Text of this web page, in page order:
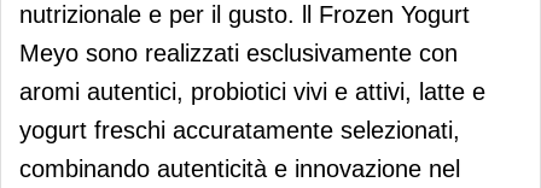
nutrizionale e per il gusto. ll Frozen Yogurt
Meyo sono realizzati esclusivamente con
aromi autentici, probiotici vivi e attivi, latte e
yogurt freschi accuratamente selezionati,
combinando autenticità e innovazione nel